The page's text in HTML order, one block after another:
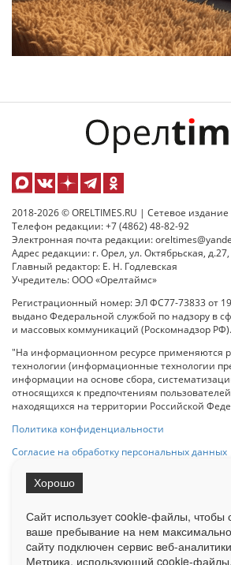
2018-2026 © ORELTIMES.RU | Сетевое
Телефон редакции: +7 (4862) 48-82-92
Электронная почта редакции:
Адрес редакции: г. Орел, ул. Октябрьская,
Главный редактор: Е. Н. Годлевская
Учредитель: ООО «Орелтаймс»
Регистрационный номер: ЭЛ ФС77-73833 от 19
выдано Федеральной службой по надзору в
и массовых коммуникаций (Роскомнадзор РФ).
"На информационном ресурсе применяются
технологии (информационные технологии
информации на основе сбора,
относящихся к предпочтениям
находящихся на территории Российской
Политика конфиденциальности
Согласие на обработку персональных данных
При использовании любого материала с
на Сетевое издание «ОрелТаймс» обязательна.
Ограниченная статистика посещаемости
Liveinternet.ru . Подробная статистика для
Сайт использует cookie-файлы, чтобы
ваше пребывание на нем
cайту подключен сервис веб-
Метрика, использующий cookie-
Хорошо